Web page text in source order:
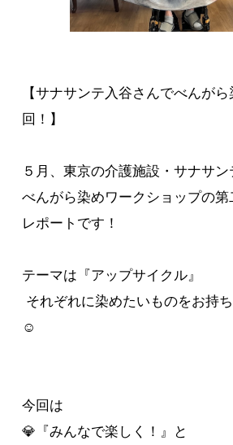
【サナサンテ入谷さんでべんが
回！】
５月、東京の介護施設・サナサ
べんがら染めワークショップの
レポートです！
テーマは『アップサイクル』
それぞれに染めたいものをお持
☺️
今回は
💎『みんなで楽しく！』と